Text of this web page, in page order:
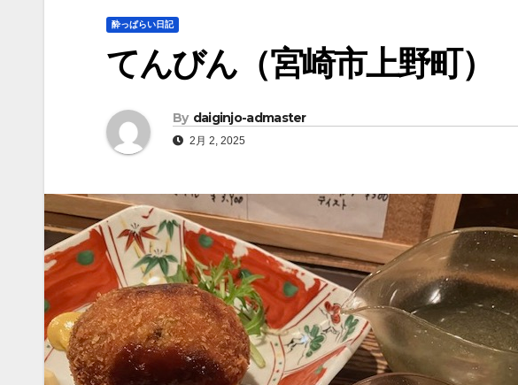
酔っぱらい日記
てんびん（宮崎市上野町）
By daiginjo-admaster
2月 2, 2025